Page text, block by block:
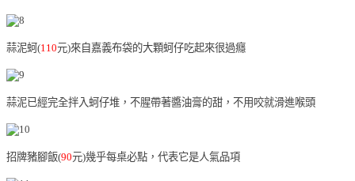
蒜泥蚵(110元)來自嘉義布袋的大顆蚵仔吃起來很過癮
蒜泥已經完全拌入蚵仔堆，不腥帶著醬油膏的甜，不用咬就滑進喉頭
招牌豬腳飯(90元)幾乎每桌必點，代表它是人氣品項